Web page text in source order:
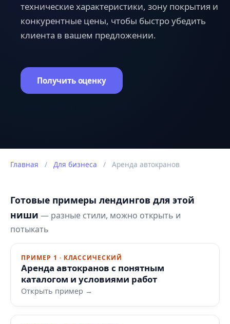
технические характеристики, зону покрытия и
конкурентные цены, чтобы быстро убедить
клиента в вашем предложении.
Получить оценку
Главная / Для бизнеса / Аренда автокранов
Готовые примеры лендингов для этой
ниши — разные стили, можно открыть и
потыкать
ПРИМЕР 1 · КЛАССИЧЕСКИЙ
Аренда автокранов с понятным
каталогом и условиями работ
Открыть пример →